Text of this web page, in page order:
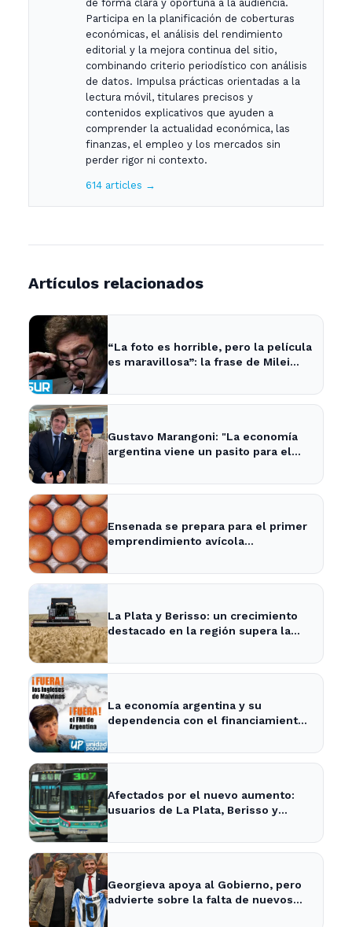
de forma clara y oportuna a la audiencia.
Participa en la planificación de coberturas
económicas, el análisis del rendimiento
editorial y la mejora continua del sitio,
combinando criterio periodístico con análisis
de datos. Impulsa prácticas orientadas a la
lectura móvil, titulares precisos y
contenidos explicativos que ayuden a
comprender la actualidad económica, las
finanzas, el empleo y los mercados sin
perder rigor ni contexto.
614 articles →
Artículos relacionados
“La foto es horrible, pero la película
es maravillosa”: la frase de Milei
Gustavo Marangoni: "La economía
argentina viene un pasito para el
Ensenada se prepara para el primer
emprendimiento avícola
La Plata y Berisso: un crecimiento
destacado en la región supera la
La economía argentina y su
dependencia con el financiamiento
Afectados por el nuevo aumento:
usuarios de La Plata, Berisso y
Georgieva apoya al Gobierno, pero
advierte sobre la falta de nuevos